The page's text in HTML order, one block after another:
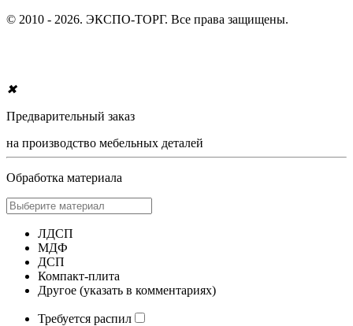
© 2010 - 2026. ЭКСПО-ТОРГ. Все права защищены.
✖
Предварительный заказ
на производство мебельных деталей
Обработка материала
ЛДСП
МДФ
ДСП
Компакт-плита
Другое (указать в комментариях)
Требуется распил